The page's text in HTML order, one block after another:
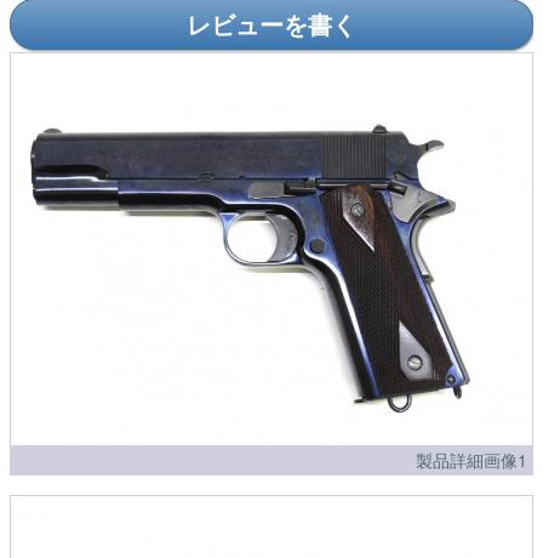
レビューを書く
製品詳細画像1